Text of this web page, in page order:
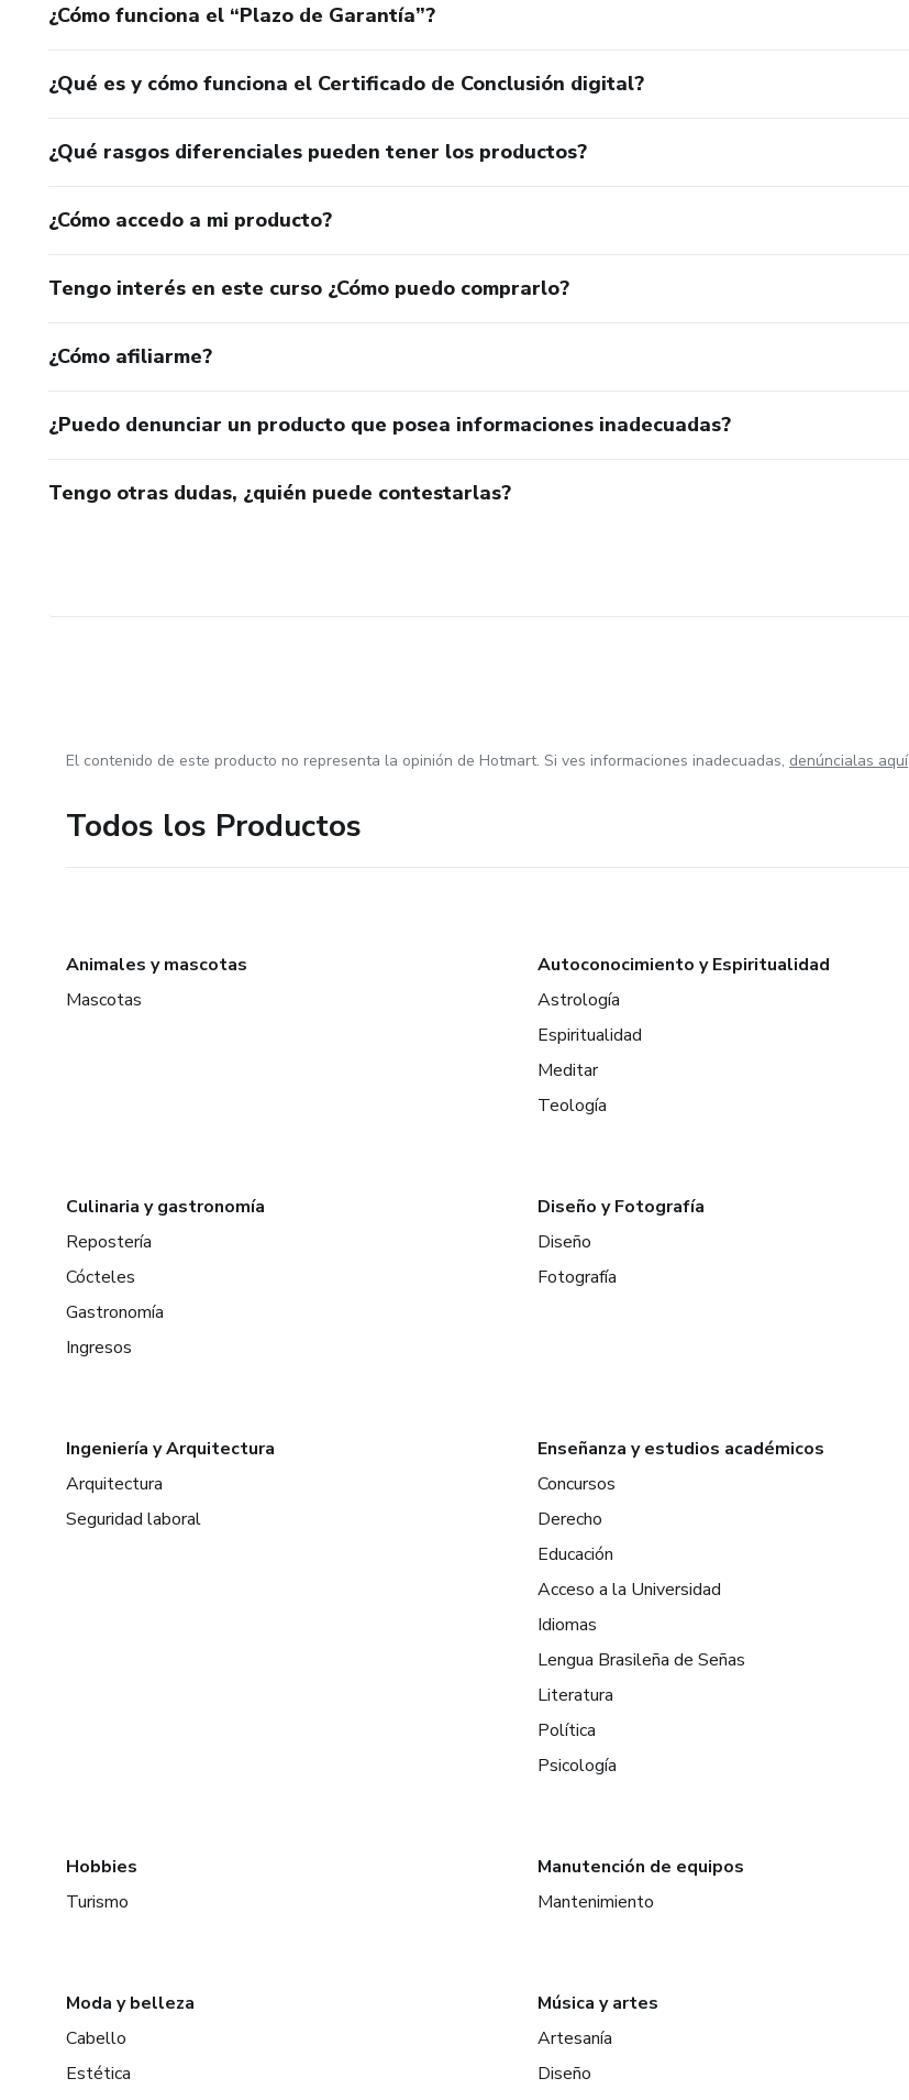
¿Cómo funciona el “Plazo de Garantía”?
¿Qué es y cómo funciona el Certificado de Conclusión digital?
¿Qué rasgos diferenciales pueden tener los productos?
¿Cómo accedo a mi producto?
Tengo interés en este curso ¿Cómo puedo comprarlo?
¿Cómo afiliarme?
¿Puedo denunciar un producto que posea informaciones inadecuadas?
Tengo otras dudas, ¿quién puede contestarlas?
El contenido de este producto no representa la opinión de Hotmart. Si ves informaciones inadecuadas, denúncialas aquí
Todos los Productos
Animales y mascotas
Mascotas
Autoconocimiento y Espiritualidad
Astrología
Espiritualidad
Meditar
Teología
Culinaria y gastronomía
Repostería
Cócteles
Gastronomía
Ingresos
Diseño y Fotografía
Diseño
Fotografía
Ingeniería y Arquitectura
Arquitectura
Seguridad laboral
Enseñanza y estudios académicos
Concursos
Derecho
Educación
Acceso a la Universidad
Idiomas
Lengua Brasileña de Señas
Literatura
Política
Psicología
Hobbies
Turismo
Manutención de equipos
Mantenimiento
Moda y belleza
Cabello
Estética
Música y artes
Artesanía
Diseño